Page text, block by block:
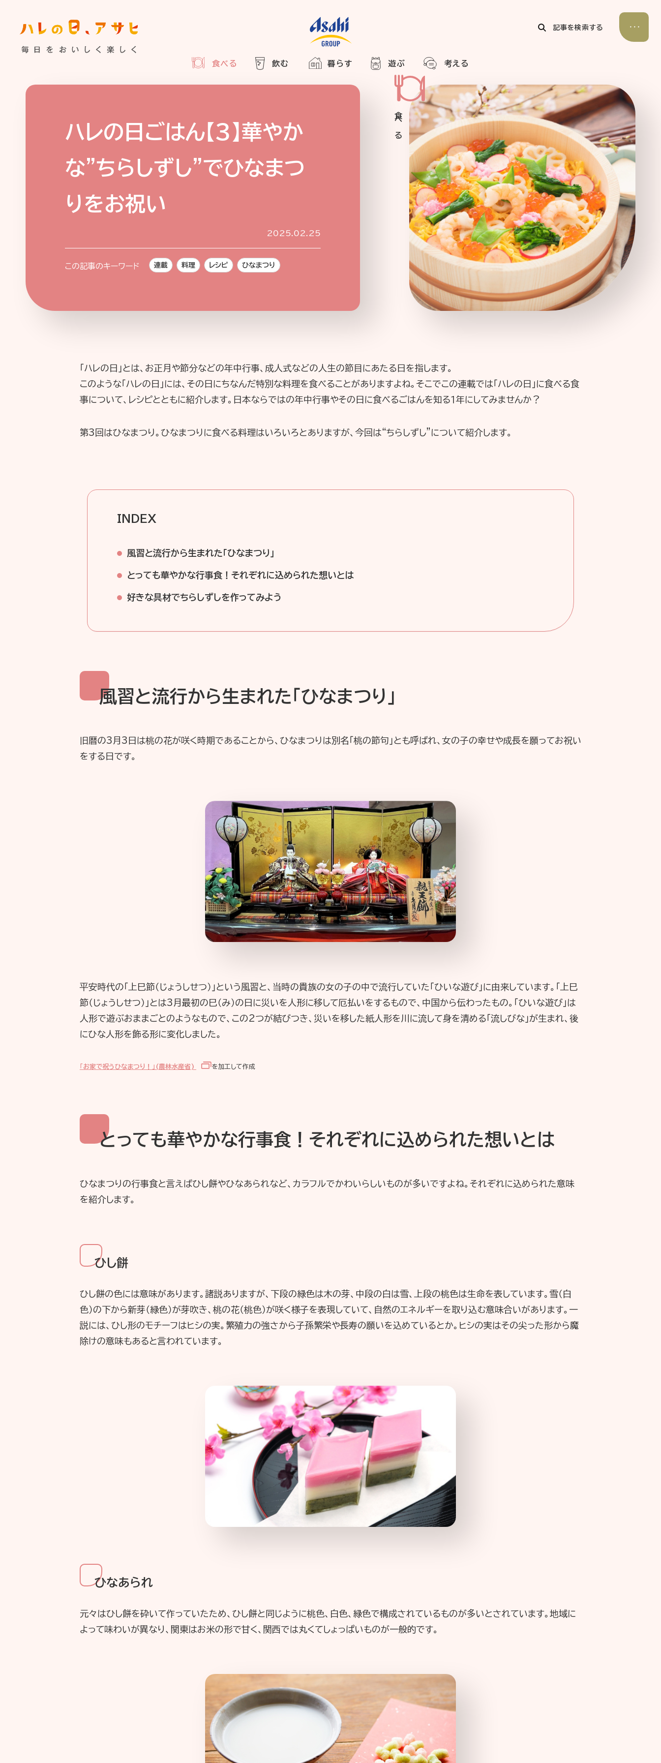
食べる 飲む 暮らす 遊ぶ 考える
記事を検索する
暮らす
考える
連載 アサヒの人
歴史 夏のビール特集2025
ウイスキー 大阪・関西万博
浅草特集2025 おでかけ
池波正太郎 浅草 レシピ
みんなで乾杯
特別なおやつ時間
HOME
ABOUT
アサヒグループ公式チャンネル
公式アカウント一覧
ニュースリリース プライバシーポリシー 推奨環境 ご利用規約
ハレの日ごはん【3】華やか
な”ちらしずし”でひなまつ
りをお祝い
2025.02.25
この記事のキーワード 連載 料理 レシピ ひなまつり
「ハレの日」とは、お正月や節分などの年中行事、成人式などの人生の節目にあたる日を指します。
このような「ハレの日」には、その日にちなんだ特別な料理を食べることがありますよね。そこでこの連載では「ハレの日」に食べる食
事について、レシピとともに紹介します。日本ならではの年中行事やその日に食べるごはんを知る１年にしてみませんか？
第3回はひなまつり。ひなまつりに食べる料理はいろいろとありますが、今回は“ちらしずし”について紹介します。
INDEX
風習と流行から生まれた「ひなまつり」
とっても華やかな行事食！それぞれに込められた想いとは
好きな具材でちらしずしを作ってみよう
風習と流行から生まれた「ひなまつり」
旧暦の3月3日は桃の花が咲く時期であることから、ひなまつりは別名「桃の節句」とも呼ばれ、女の子の幸せや成長を願ってお祝い
をする日です。
平安時代の「上巳節（じょうしせつ）」という風習と、当時の貴族の女の子の中で流行していた「ひいな遊び」に由来しています。「上巳
節（じょうしせつ）」とは3月最初の巳（み）の日に災いを人形に移して厄払いをするもので、中国から伝わったもの。「ひいな遊び」は
人形で遊ぶおままごとのようなもので、この2つが結びつき、災いを移した紙人形を川に流して身を清める「流しびな」が生まれ、後
にひな人形を飾る形に変化しました。
「お家で祝うひなまつり！」(農林水産省) を加工して作成
とっても華やかな行事食！それぞれに込められた想いとは
ひなまつりの行事食と言えばひし餅やひなあられなど、カラフルでかわいらしいものが多いですよね。それぞれに込められた意味
を紹介します。
ひし餅
ひし餅の色には意味があります。諸説ありますが、下段の緑色は木の芽、中段の白は雪、上段の桃色は生命を表しています。雪（白
色）の下から新芽（緑色）が芽吹き、桃の花（桃色）が咲く様子を表現していて、自然のエネルギーを取り込む意味合いがあります。一
説には、ひし形のモチーフはヒシの実。繁殖力の強さから子孫繁栄や長寿の願いを込めているとか。ヒシの実はその尖った形から魔
除けの意味もあると言われています。
ひなあられ
元々はひし餅を砕いて作っていたため、ひし餅と同じように桃色、白色、緑色で構成されているものが多いとされています。地域に
よって味わいが異なり、関東はお米の形で甘く、関西では丸くてしょっぱいものが一般的です。